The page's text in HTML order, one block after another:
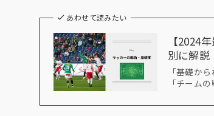
あわせて読みたい
【2024
別に解説
「基礎か
「チーム